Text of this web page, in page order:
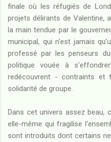
finale où les réfugiés de
projets délirants de Valentine,
la main tendue par le
municipal, qui n'est jamais
professé par les penseurs
politique vouée à
redécouvrent - contraints
solidarité de groupe.
Dans cet univers assez beau,
elle-même qui fragilise
sont introduits dont certains